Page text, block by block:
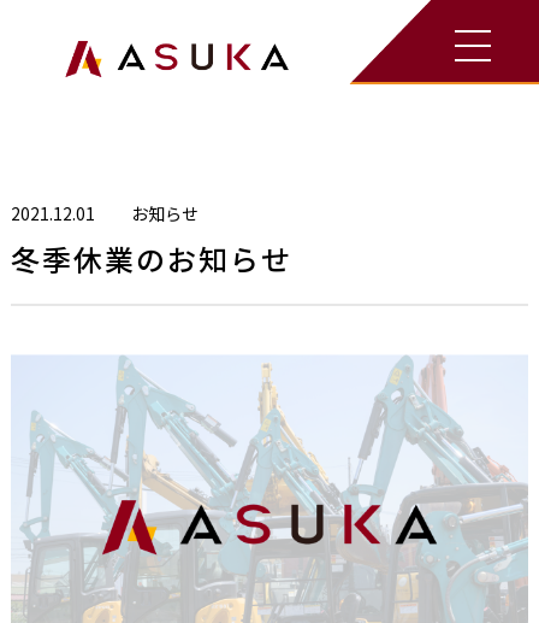
お知らせ
News
2021.12.01 お知らせ
冬季休業のお知らせ